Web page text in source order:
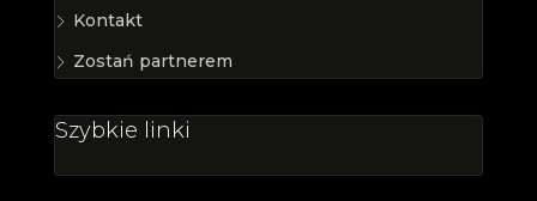
Kontakt
Zostań partnerem
Szybkie linki